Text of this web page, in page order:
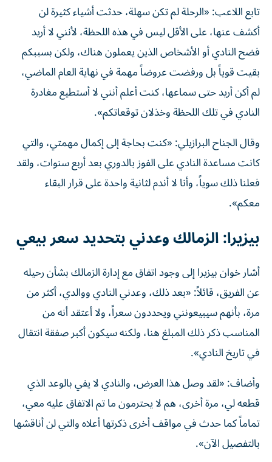
تابع اللاعب: «الرحلة لم تكن سهلة، حدثت أشياء كثيرة لن
أكشف عنها، على الأقل ليس في هذه اللحظة، لأنني لا أريد
فضح النادي أو الأشخاص الذين يعملون هناك، ولكن بسببكم
بقيت قوياً بل ورفضت عروضاً مهمة في نهاية العام الماضي،
لم أكن أريد حتى سماعها، كنت أعلم أنني لا أستطيع مغادرة
النادي في تلك اللحظة وخذلان توقعاتكم».
وقال الجناح البرازيلي: «كنت بحاجة إلى إكمال مهمتي، والتي
كانت مساعدة النادي على الفوز بالدوري بعد أربع سنوات، ولقد
فعلنا ذلك سوياً، وأنا لا أندم لثانية واحدة على قرار البقاء
معكم».
بيزيرا: الزمالك وعدني بتحديد سعر بيعي
أشار خوان بيزيرا إلى وجود اتفاق مع إدارة الزمالك بشأن رحيله
عن الفريق، قائلاً: «بعد ذلك، وعدني النادي ووالدي، أكثر من
مرة، بأنهم سيبيعونني ويحددون سعراً، ولا أعتقد أنه من
المناسب ذكر ذلك المبلغ هنا، ولكنه سيكون أكبر صفقة انتقال
في تاريخ النادي».
وأضاف: «لقد وصل هذا العرض، والنادي لا يفي بالوعد الذي
قطعه لي، مرة أخرى، هم لا يحترمون ما تم الاتفاق عليه معي،
تماماً كما حدث في مواقف أخرى ذكرتها أعلاه والتي لن أناقشها
بالتفصيل الآن».